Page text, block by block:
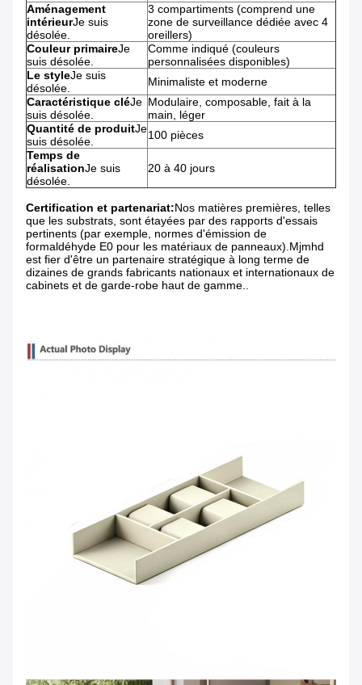
Aménagement
intérieurJe suis
désolée.
3 compartiments (comprend une
zone de surveillance dédiée avec 4
oreillers)
Couleur primaireJe
suis désolée.
Comme indiqué (couleurs
personnalisées disponibles)
Le styleJe suis
désolée.
Minimaliste et moderne
Caractéristique cléJe
suis désolée.
Modulaire, composable, fait à la
main, léger
Quantité de produitJe
suis désolée.
100 pièces
Temps de
réalisationJe suis
désolée.
20 à 40 jours
Certification et partenariat:Nos matières premières, telles
que les substrats, sont étayées par des rapports d'essais
pertinents (par exemple, normes d'émission de
formaldéhyde E0 pour les matériaux de panneaux).Mjmhd
est fier d'être un partenaire stratégique à long terme de
dizaines de grands fabricants nationaux et internationaux de
cabinets et de garde-robe haut de gamme..